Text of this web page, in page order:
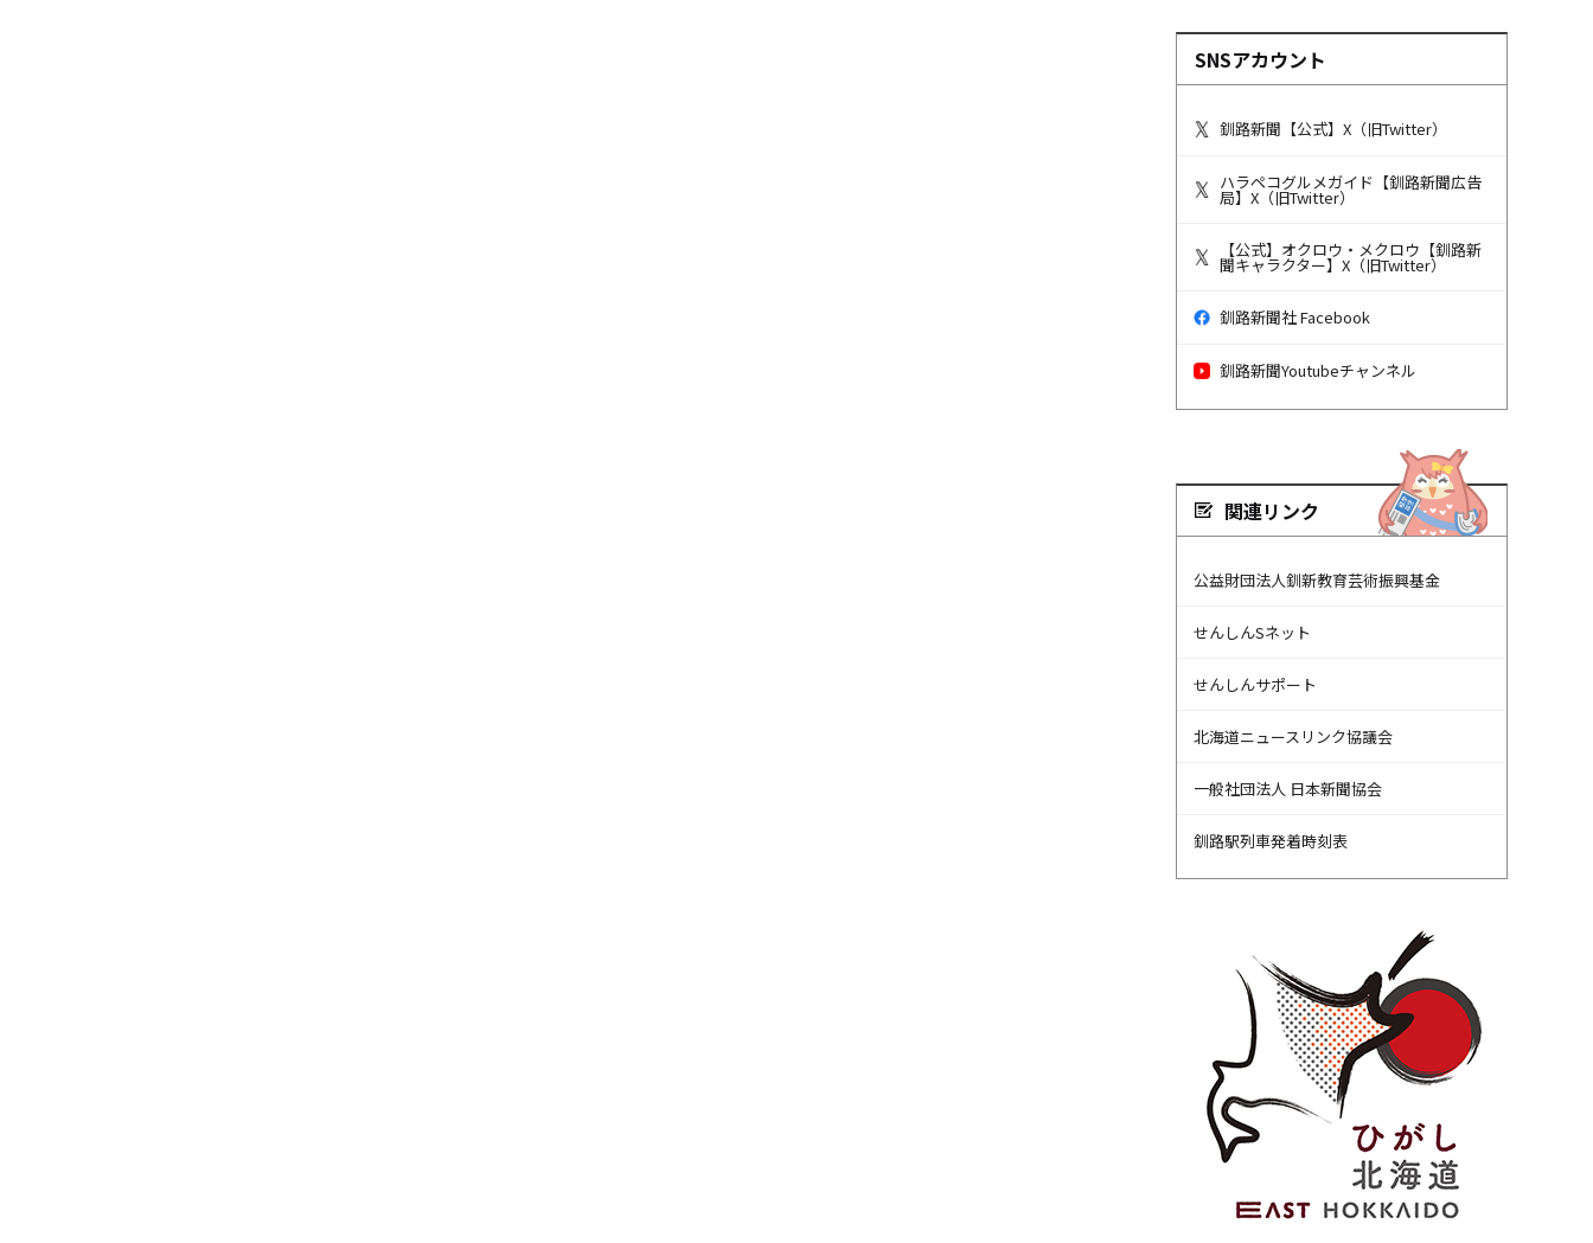
SNSアカウント
釧路新聞【公式】X（旧Twitter）
ハラペコグルメガイド【釧路新聞広告
局】X（旧Twitter）
【公式】オクロウ・メクロウ【釧路新
聞キャラクター】X（旧Twitter）
釧路新聞社 Facebook
釧路新聞Youtubeチャンネル
関連リンク
公益財団法人釧新教育芸術振興基金
せんしんSネット
せんしんサポート
北海道ニュースリンク協議会
一般社団法人 日本新聞協会
釧路駅列車発着時刻表